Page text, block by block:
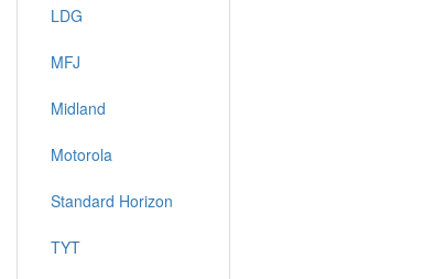
LDG
MFJ
Midland
Motorola
Standard Horizon
TYT